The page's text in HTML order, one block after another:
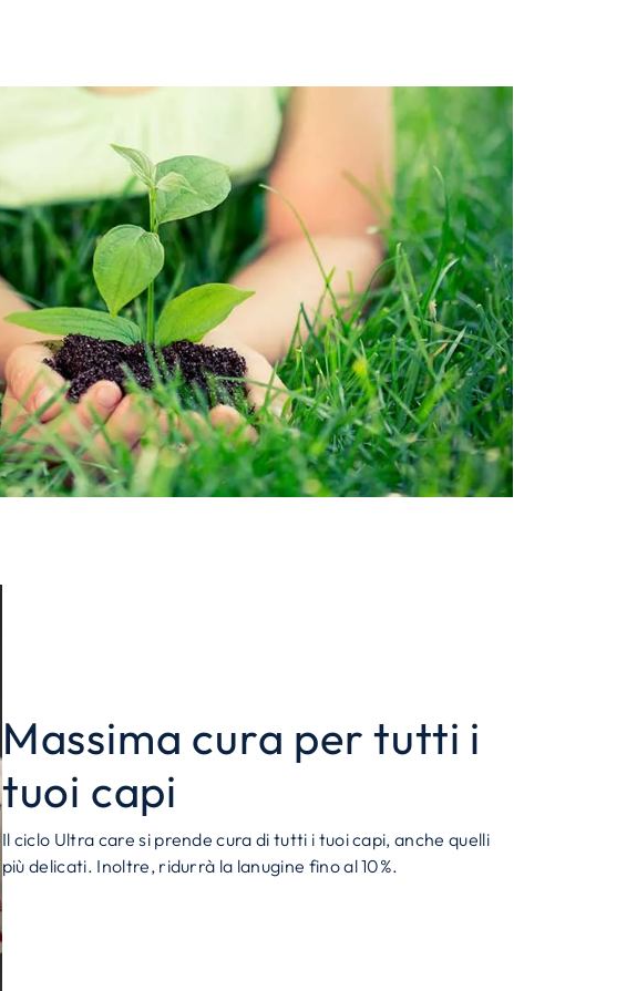
Massima cura per tutti i
tuoi capi
Il ciclo Ultra care si prende cura di tutti i tuoi capi, anche quelli
più delicati. Inoltre, ridurrà la lanugine fino al 10%.